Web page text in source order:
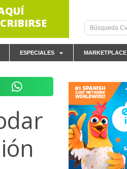
ESPECIALES MARKETPLACE